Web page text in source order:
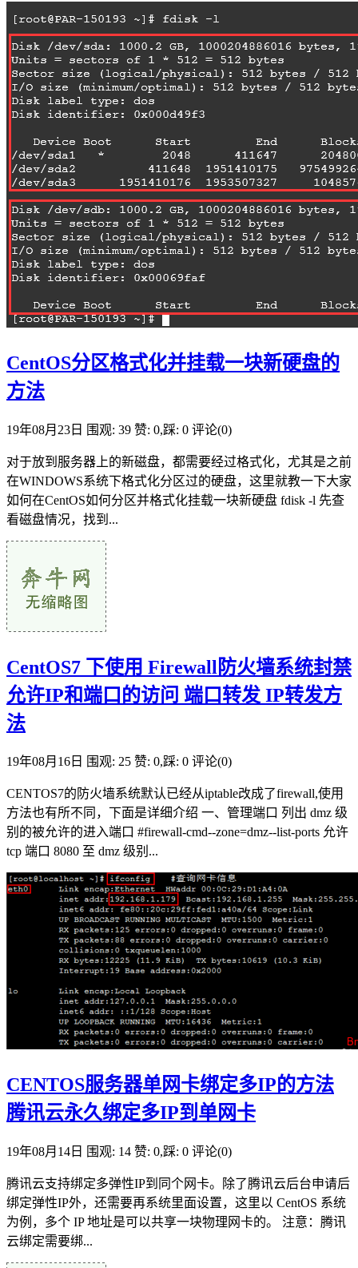
CentOS分区格式化并挂载一块新硬盘的
方法
19年08月23日 围观: 39 赞: 0,踩: 0 评论(0)
对于放到服务器上的新磁盘，都需要经过格式化，尤其是之前
在WINDOWS系统下格式化分区过的硬盘，这里就教一下大家
如何在CentOS如何分区并格式化挂载一块新硬盘 fdisk -l 先查
看磁盘情况，找到...
CentOS7 下使用 Firewall防火墙系统封禁
允许IP和端口的访问 端口转发 IP转发方
法
19年08月16日 围观: 25 赞: 0,踩: 0 评论(0)
CENTOS7的防火墙系统默认已经从iptable改成了firewall,使用
方法也有所不同，下面是详细介绍 一、管理端口 列出 dmz 级
别的被允许的进入端口 #firewall-cmd--zone=dmz--list-ports 允许
tcp 端口 8080 至 dmz 级别...
CENTOS服务器单网卡绑定多IP的方法
腾讯云永久绑定多IP到单网卡
19年08月14日 围观: 14 赞: 0,踩: 0 评论(0)
腾讯云支持绑定多弹性IP到同个网卡。除了腾讯云后台申请后
绑定弹性IP外，还需要再系统里面设置，这里以 CentOS 系统
为例，多个 IP 地址是可以共享一块物理网卡的。 注意：腾讯
云绑定需要绑...